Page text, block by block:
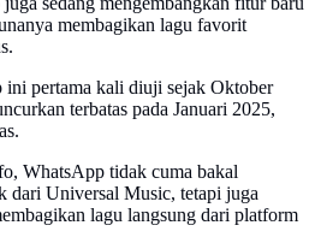
membagikan lagu favorit
ini pertama kali diuji sejak Oktober
terbatas pada Januari 2025,
WhatsApp tidak cuma bakal
dari Universal Music, tetapi juga
lagu langsung dari platform